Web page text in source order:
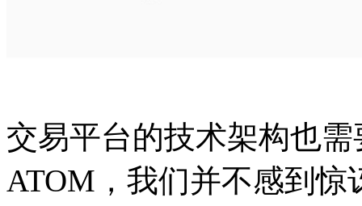
交易平台的技术架构也
ATOM，我们并不感到